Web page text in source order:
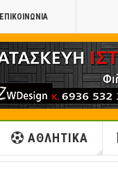
ΕΠΙΚΟΙΝΩΝΙΑ
ΑΘΛΗΤΙΚΑ